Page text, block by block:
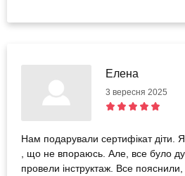
Елена
3 вересня 2025
Нам подарували сертифікат діти.
, що не впораюсь. Але, все було
провели інструктаж. Все